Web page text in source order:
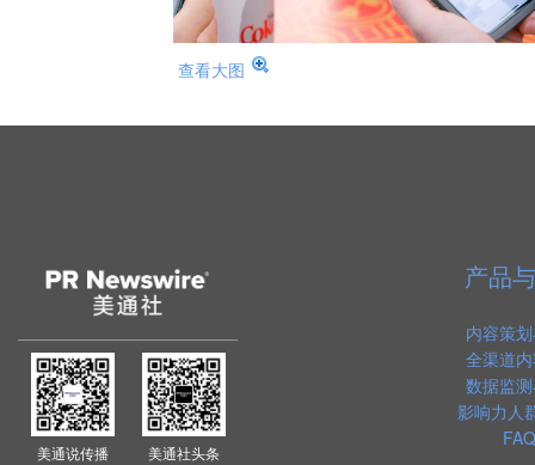
查看大图
美通说传播 美通社头条
产品
内容策
全渠道
数据监
影响力人